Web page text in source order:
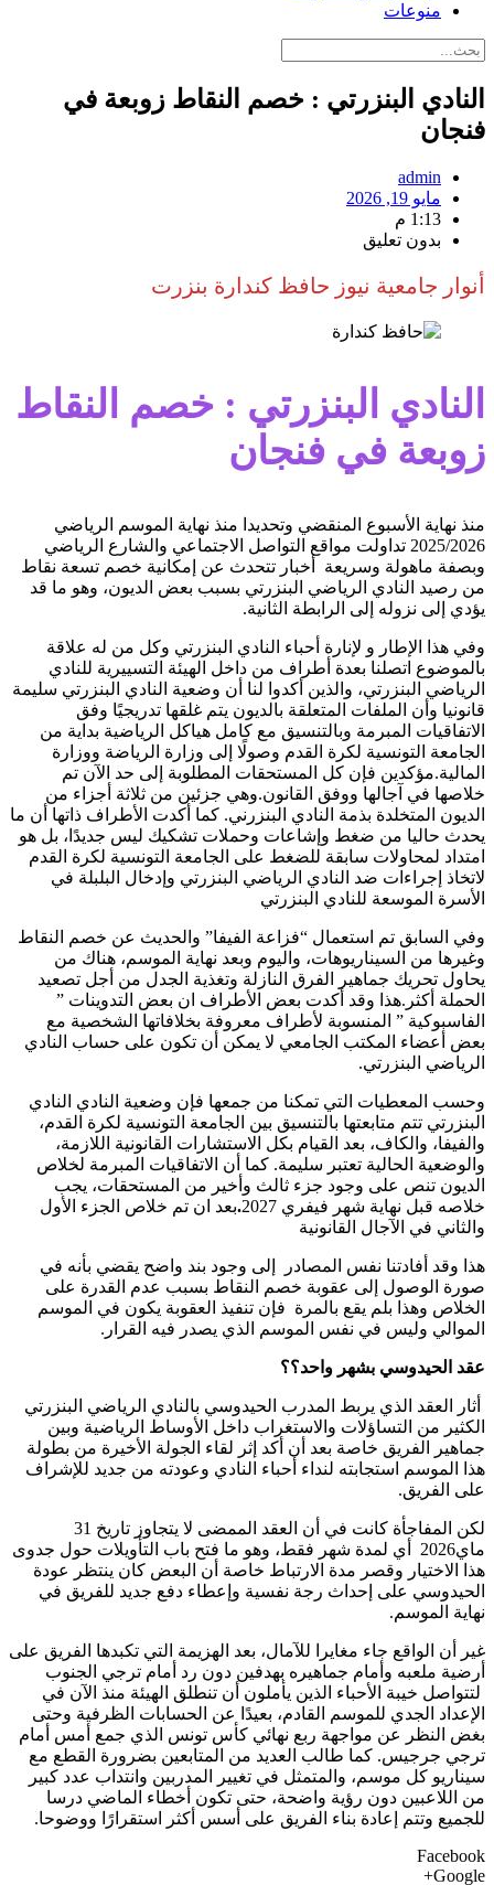
منوعات
النادي البنزرتي : خصم النقاط زوبعة في
فنجان
admin
مايو 19, 2026
1:13 م
بدون تعليق
أنوار جامعية نيوز حافظ كندارة بنزرت
النادي البنزرتي : خصم النقاط
زوبعة في فنجان
منذ نهاية الأسبوع المنقضي وتحديدا منذ نهاية الموسم الرياضي
2025/2026 تداولت مواقع التواصل الاجتماعي والشارع الرياضي
وبصفة ماهولة وسريعة أخبار تتحدث عن إمكانية خصم تسعة نقاط
من رصيد النادي الرياضي البنزرتي بسبب بعض الديون، وهو ما قد
يؤدي إلى نزوله إلى الرابطة الثانية.
وفي هذا الإطار و لإنارة أحباء النادي البنزرتي وكل من له علاقة
بالموضوع اتصلنا بعدة أطراف من داخل الهيئة التسييرية للنادي
الرياضي البنزرتي، والذين أكدوا لنا أن وضعية النادي البنزرتي سليمة
قانونيا وأن الملفات المتعلقة بالديون يتم غلقها تدريجيًا وفق
الاتفاقيات المبرمة وبالتنسيق مع كامل هياكل الرياضية بداية من
الجامعة التونسية لكرة القدم وصولًا إلى وزارة الرياضة ووزارة
المالية.مؤكدين فإن كل المستحقات المطلوبة إلى حد الآن تم
خلاصها في آجالها ووفق القانون.وهي جزئين من ثلاثة أجزاء من
الديون المتخلدة بذمة النادي البنزرني. كما أكدت الأطراف ذاتها أن ما
يحدث حاليا من ضغط وإشاعات وحملات تشكيك ليس جديدًا، بل هو
امتداد لمحاولات سابقة للضغط على الجامعة التونسية لكرة القدم
لاتخاذ إجراءات ضد النادي الرياضي البنزرتي وإدخال البلبلة في
الأسرة الموسعة للنادي البنزرتي
وفي السابق تم استعمال “فزاعة الفيفا” والحديث عن خصم النقاط
وغيرها من السيناريوهات، واليوم وبعد نهاية الموسم، هناك من
يحاول تحريك جماهير الفرق النازلة وتغذية الجدل من أجل تصعيد
الحملة أكثر.هذا وقد أكدت بعض الأطراف ان بعض التدوينات ”
الفاسبوكية ” المنسوبة لأطراف معروفة بخلافاتها الشخصية مع
بعض أعضاء المكتب الجامعي لا يمكن أن تكون على حساب النادي
الرياضي البنزرتي.
وحسب المعطيات التي تمكنا من جمعها فإن وضعية النادي النادي
البنزرتي تتم متابعتها بالتنسيق بين الجامعة التونسية لكرة القدم،
والفيفا، والكاف، بعد القيام بكل الاستشارات القانونية اللازمة،
والوضعية الحالية تعتبر سليمة. كما أن الاتفاقيات المبرمة لخلاص
الديون تنص على وجود جزء ثالث وأخير من المستحقات، يجب
خلاصه قبل نهاية شهر فيفري 2027
.بعد ان تم خلاص الجزء الأول
والثاني في الآجال القانونية
هذا وقد أفادتنا نفس المصادر إلى وجود بند واضح يقضي بأنه في
صورة الوصول إلى عقوبة خصم النقاط بسبب عدم القدرة على
الخلاص وهذا بلم يقع بالمرة فإن تنفيذ العقوبة يكون في الموسم
الموالي وليس في نفس الموسم الذي يصدر فيه القرار.
عقد الحيدوسي بشهر واحد؟؟
أثار العقد الذي يربط المدرب الحيدوسي بالنادي الرياضي البنزرتي
الكثير من التساؤلات والاستغراب داخل الأوساط الرياضية وبين
جماهير الفريق خاصة بعد أن أكد إثر لقاء الجولة الأخيرة من بطولة
هذا الموسم استجابته لنداء أحباء النادي وعودته من جديد للإشراف
على الفريق.
لكن المفاجأة كانت في أن العقد الممضى لا يتجاوز تاريخ 31
ماي2026 أي لمدة شهر فقط، وهو ما فتح باب التأويلات حول جدوى
هذا الاختيار وقصر مدة الارتباط خاصة أن البعض كان ينتظر عودة
الحيدوسي على إحداث رجة نفسية وإعطاء دفع جديد للفريق في
نهاية الموسم.
غير أن الواقع جاء مغايرا للآمال، بعد الهزيمة التي تكبدها الفريق على
أرضية ملعبه وأمام جماهيره بهدفين دون رد أمام ترجي الجنوب
لتتواصل خيبة الأحباء الذين يأملون أن تنطلق الهيئة منذ الآن في
الإعداد الجدي للموسم القادم، بعيدًا عن الحسابات الظرفية وحتى
بغض النظر عن مواجهة ربع نهائي كأس تونس الذي جمع أمس أمام
ترجي جرجيس. كما طالب العديد من المتابعين بضرورة القطع مع
سيناريو كل موسم، والمتمثل في تغيير المدربين وانتداب عدد كبير
من اللاعبين دون رؤية واضحة، حتى تكون أخطاء الماضي درسا
للجميع وتتم إعادة بناء الفريق على أسس أكثر استقرارًا ووضوحا.
Facebook
Google+